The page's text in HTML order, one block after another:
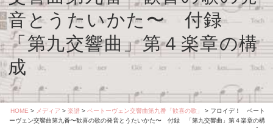
音とうたいかた〜 付録
「第九交響曲」第４楽章の構
成
HOME > メディア > 楽譜> ベートーヴェン交響曲第九番「歓喜の歌」
> フロイデ！ ベート
ーヴェン交響曲第九番〜歓喜の歌の発音とうたいかた〜 付録 「第九交響曲」第４楽章の構